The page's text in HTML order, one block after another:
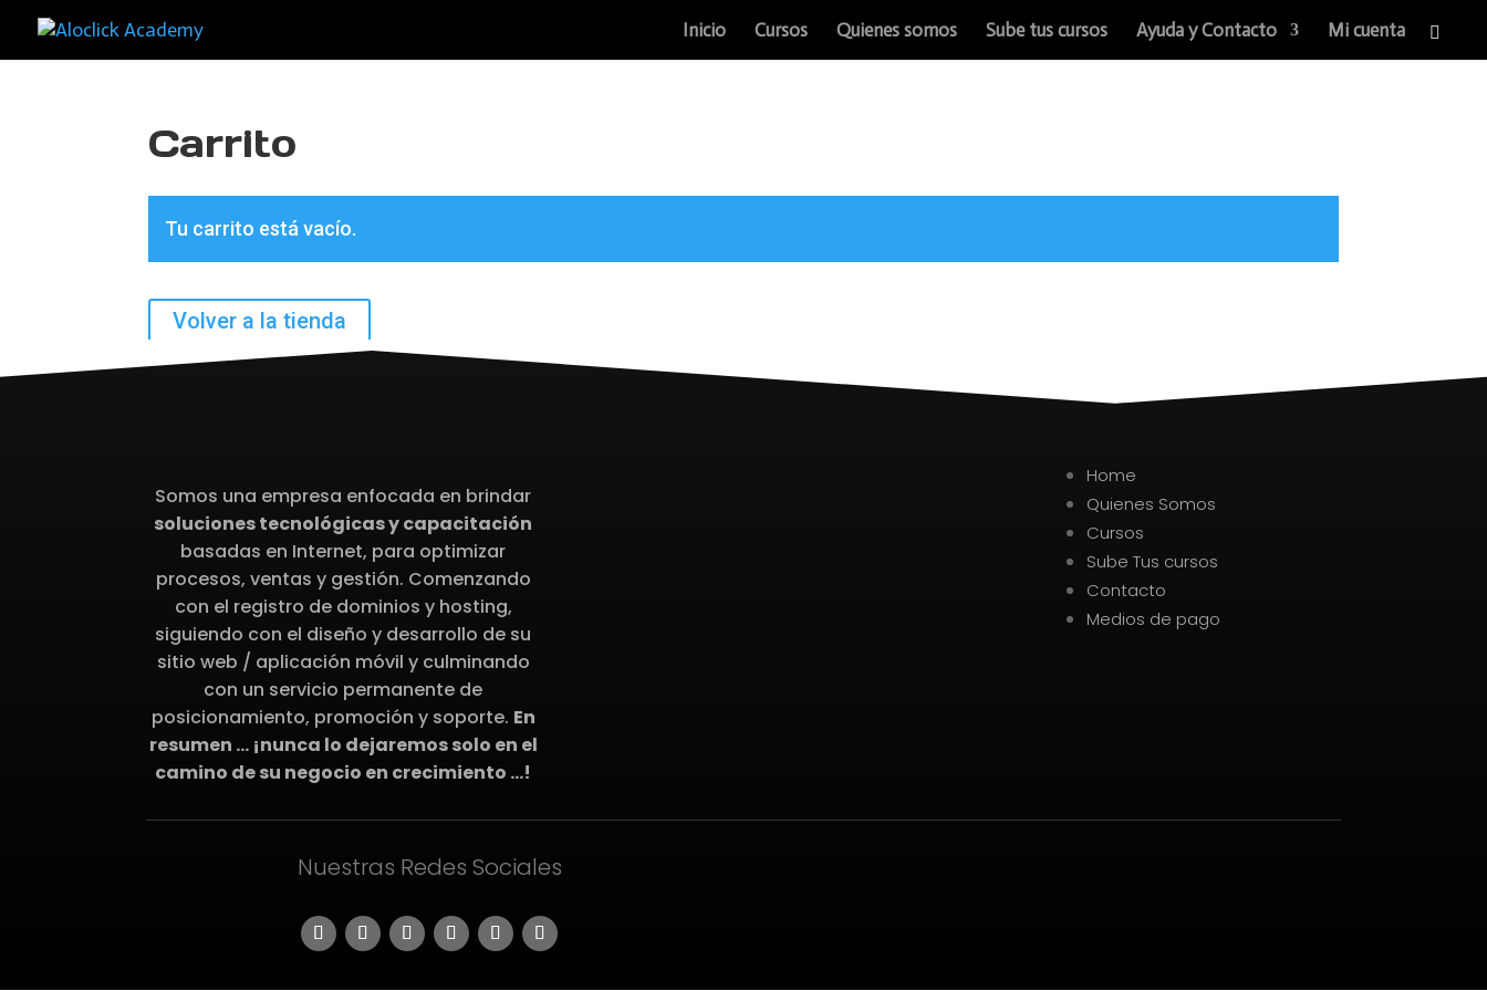
Inicio Cursos Quienes somos Sube tus cursos Ayuda y Contacto Mi cuenta
Carrito
Tu carrito está vacío.
Volver a la tienda
Somos una empresa enfocada en brindar
soluciones tecnológicas y capacitación
basadas en Internet, para optimizar
procesos, ventas y gestión. Comenzando
con el registro de dominios y hosting,
siguiendo con el diseño y desarrollo de su
sitio web / aplicación móvil y culminando
con un servicio permanente de
posicionamiento, promoción y soporte. En
resumen … ¡nunca lo dejaremos solo en el
camino de su negocio en crecimiento …!
Home
Quienes Somos
Cursos
Sube Tus cursos
Contacto
Medios de pago
Nuestras Redes Sociales